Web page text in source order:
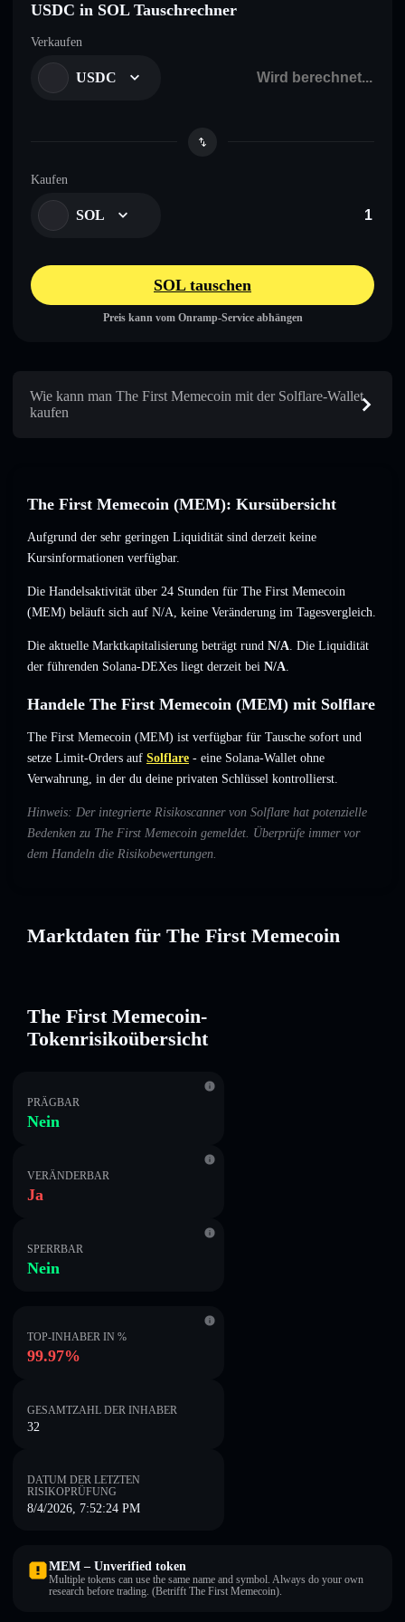
USDC in SOL Tauschrechner
Verkaufen
USDC
Kaufen
SOL
SOL tauschen
Preis kann vom Onramp-Service abhängen
Wie kann man The First Memecoin mit der Solflare-Wallet
kaufen
The First Memecoin (MEM): Kursübersicht
Aufgrund der sehr geringen Liquidität sind derzeit keine
Kursinformationen verfügbar.
Die Handelsaktivität über 24 Stunden für The First Memecoin
(MEM) beläuft sich auf N/A, keine Veränderung im Tagesvergleich.
Die aktuelle Marktkapitalisierung beträgt rund N/A. Die Liquidität
der führenden Solana-DEXes liegt derzeit bei N/A.
Handele The First Memecoin (MEM) mit Solflare
The First Memecoin (MEM) ist verfügbar für Tausche sofort und
setze Limit-Orders auf Solflare - eine Solana-Wallet ohne
Verwahrung, in der du deine privaten Schlüssel kontrollierst.
Hinweis: Der integrierte Risikoscanner von Solflare hat potenzielle
Bedenken zu The First Memecoin gemeldet. Überprüfe immer vor
dem Handeln die Risikobewertungen.
Marktdaten für The First Memecoin
The First Memecoin-
Tokenrisikoübersicht
PRÄGBAR
Nein
VERÄNDERBAR
Ja
SPERRBAR
Nein
TOP-INHABER IN %
99.97%
GESAMTZAHL DER INHABER
32
DATUM DER LETZTEN
RISIKOPRÜFUNG
8/4/2026, 7:52:24 PM
MEM – Unverified token
Multiple tokens can use the same name and symbol. Always do your own
research before trading. (Betrifft The First Memecoin).